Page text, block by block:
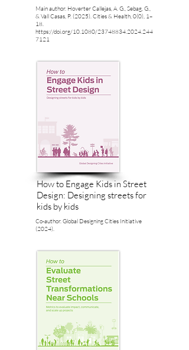
Main author. Hoverter Callejas, A. G., Sebag, G.,
& Vall Casas, P. (2025). Cities & Health, 0(0), 1–
18.
https://doi.org/10.1080/23748834.2024.244
7121
How to Engage Kids in Street
Design: Designing streets for
kids by kids
Co-author. Global Designing Cities Initiative
(2024).